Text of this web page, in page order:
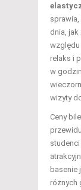
dnia,
względu
relaks i
w
wizyty
Ceny
basenie
różnych